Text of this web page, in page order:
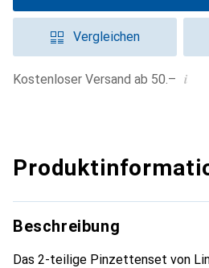
Vergleichen
Kostenloser Versand ab 50.– i
Beschreibung
Das 2-teilige Pinzettenset von